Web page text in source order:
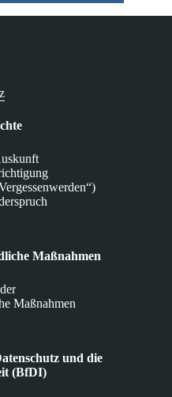
Maßnahmen
Maßnahmen
und die
(BfDI)